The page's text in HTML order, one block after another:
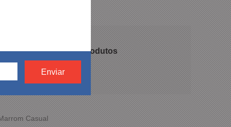
nossos produtos
Casual